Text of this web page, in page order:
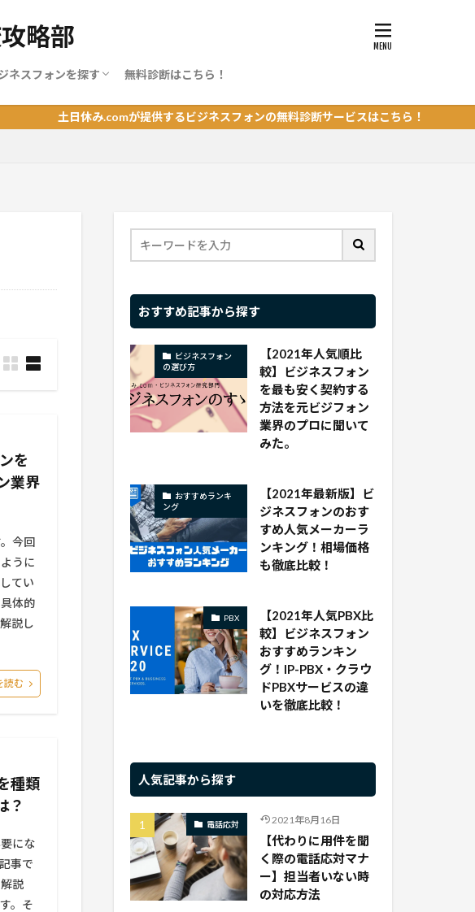
略部
ネスフォンを探す
すすめランキング
域別おすすめランキング
業別ランキング
無料診断はこちら！
み.comが提供するビジネスフォンの無料診断サービスはこちら！
を
業界
今回
うに
てい
体的
説し
読む
種類
？
にな
事で
説
。そ
おすすめ記事から探す
ビジネスフォン
の選び方
【2021年人気順比
較】ビジネスフォン
を最も安く契約する
方法を元ビジフォン
業界のプロに聞いて
みた。
おすすめランキ
ング
【2021年最新版】ビ
ジネスフォンのおす
すめ人気メーカーラ
ンキング！相場価格
も徹底比較！
PBX
【2021年人気PBX比
較】ビジネスフォン
おすすめランキン
グ！IP-PBX・クラウ
ドPBXサービスの違
いを徹底比較！
人気記事から探す
電話応対 2021年8月16日
【代わりに用件を聞
く際の電話応対マナ
ー】担当者いない時
の対応方法